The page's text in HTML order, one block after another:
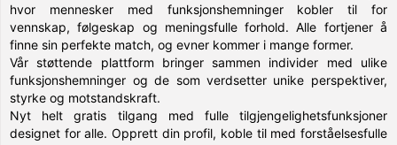
hvor mennesker med funksjonshemninger kobler til for
vennskap, følgeskap og meningsfulle forhold. Alle fortjener å
finne sin perfekte match, og evner kommer i mange former.
Vår støttende plattform bringer sammen individer med ulike
funksjonshemninger og de som verdsetter unike perspektiver,
styrke og motstandskraft.
Nyt helt gratis tilgang med fulle tilgjengelighetsfunksjoner
designet for alle. Opprett din profil, koble til med forståelsesfulle